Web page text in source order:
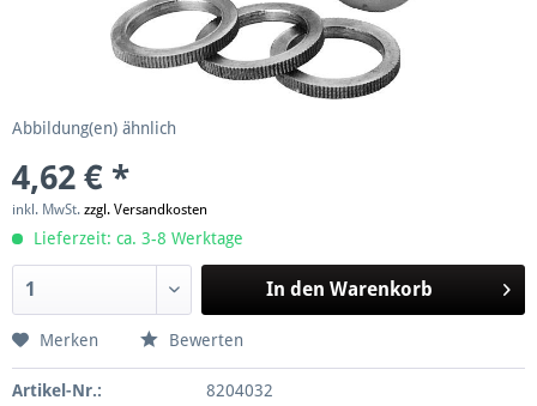
Abbildung(en) ähnlich
4,62 € *
inkl. MwSt. zzgl. Versandkosten
Lieferzeit: ca. 3-8 Werktage
In den Warenkorb
Merken Bewerten
Artikel-Nr.: 8204032